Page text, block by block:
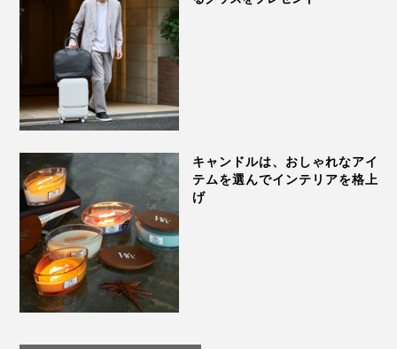
キャンドルは、おしゃれなアイ
テムを選んでインテリアを格上
げ